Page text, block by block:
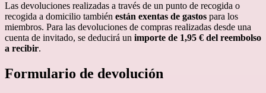
Las devoluciones realizadas a través de un punto de recogida o
recogida a domicilio también están exentas de gastos para los
miembros. Para las devoluciones de compras realizadas desde una
cuenta de invitado, se deducirá un importe de 1,95 € del reembolso
a recibir.
Formulario de devolución